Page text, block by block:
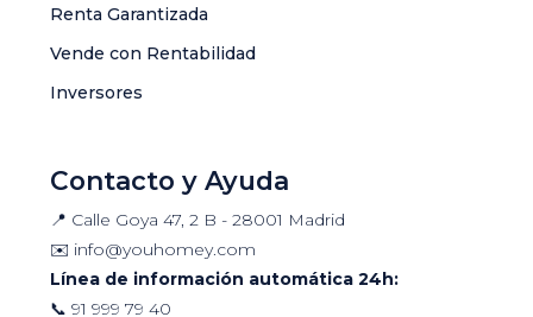
Renta Garantizada
Vende con Rentabilidad
Inversores
Contacto y Ayuda
📍 Calle Goya 47, 2 B - 28001 Madrid
✉️ info@youhomey.com
Línea de información automática 24h:
📞 91 999 79 40